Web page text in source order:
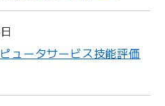
ュータサービス技能評価